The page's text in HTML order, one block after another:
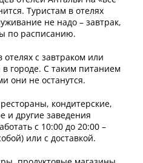
Туристам в отелях
не надо – завтрак,
по расписанию.
с завтраком или
городе. С таким питанием
они не останутся.
кондитерские,
и другие заведения
с 10:00 до 20:00 –
или с доставкой.